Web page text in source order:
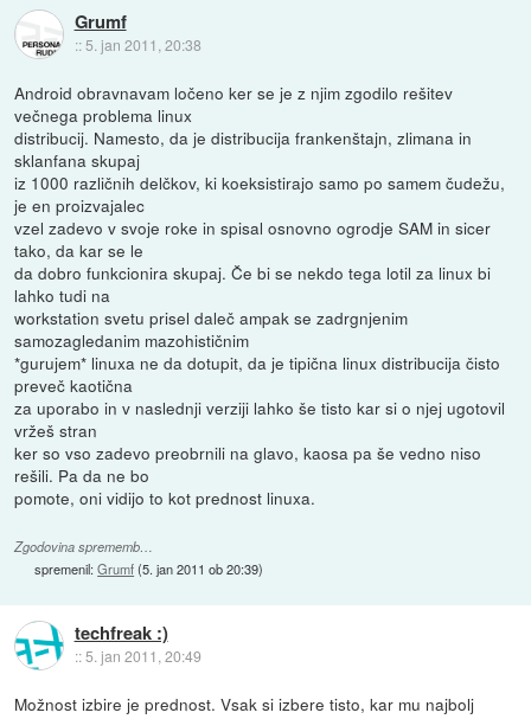
Grumf
:: 5. jan 2011, 20:38
Android obravnavam ločeno ker se je z njim zgodilo rešitev
večnega problema linux
distribucij. Namesto, da je distribucija frankenštajn, zlimana in
sklanfana skupaj
iz 1000 različnih delčkov, ki koeksistirajo samo po samem čudežu,
je en proizvajalec
vzel zadevo v svoje roke in spisal osnovno ogrodje SAM in sicer
tako, da kar se le
da dobro funkcionira skupaj. Če bi se nekdo tega lotil za linux bi
lahko tudi na
workstation svetu prisel daleč ampak se zadrgnjenim
samozagledanim mazohističnim
*gurujem* linuxa ne da dotupit, da je tipična linux distribucija čisto
preveč kaotična
za uporabo in v naslednji verziji lahko še tisto kar si o njej ugotovil
vržeš stran
ker so vso zadevo preobrnili na glavo, kaosa pa še vedno niso
rešili. Pa da ne bo
pomote, oni vidijo to kot prednost linuxa.
Zgodovina sprememb…
spremenil:Grumf(5. jan 2011 ob 20:39)
techfreak :)
::5. jan 2011, 20:49
Možnost izbire je prednost. Vsak si izbere tisto, kar mu najbolj